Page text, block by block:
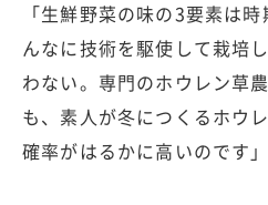
「生鮮野菜の味の3要素は
んなに技術を駆使して栽培
わない。専門のホウレン草
も、素人が冬につくるホウ
確率がはるかに高いのです」